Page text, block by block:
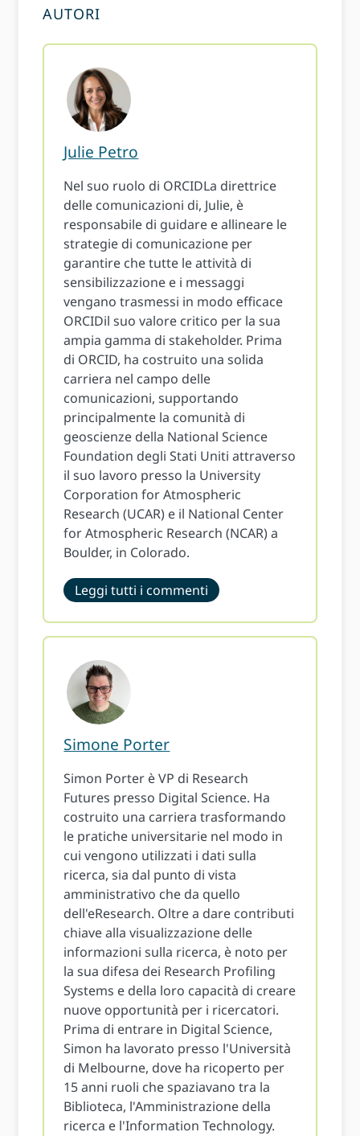
AUTORI
Julie Petro
Nel suo ruolo di ORCIDLa direttrice
delle comunicazioni di, Julie, è
responsabile di guidare e allineare le
strategie di comunicazione per
garantire che tutte le attività di
sensibilizzazione e i messaggi
vengano trasmessi in modo efficace
ORCIDil suo valore critico per la sua
ampia gamma di stakeholder. Prima
di ORCID, ha costruito una solida
carriera nel campo delle
comunicazioni, supportando
principalmente la comunità di
geoscienze della National Science
Foundation degli Stati Uniti attraverso
il suo lavoro presso la University
Corporation for Atmospheric
Research (UCAR) e il National Center
for Atmospheric Research (NCAR) a
Boulder, in Colorado.
Leggi tutti i commenti
Simone Porter
Simon Porter è VP di Research
Futures presso Digital Science. Ha
costruito una carriera trasformando
le pratiche universitarie nel modo in
cui vengono utilizzati i dati sulla
ricerca, sia dal punto di vista
amministrativo che da quello
dell'eResearch. Oltre a dare contributi
chiave alla visualizzazione delle
informazioni sulla ricerca, è noto per
la sua difesa dei Research Profiling
Systems e della loro capacità di creare
nuove opportunità per i ricercatori.
Prima di entrare in Digital Science,
Simon ha lavorato presso l'Università
di Melbourne, dove ha ricoperto per
15 anni ruoli che spaziavano tra la
Biblioteca, l'Amministrazione della
ricerca e l'Information Technology.